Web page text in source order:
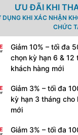
ƯU ĐÃI KHI
DỤNG KHI XÁC NHẬN
CHỨC
Giảm 10% – tối đa
chọn kỳ hạn 6 & 12
khách hàng mới
Giảm 3% – tối đa
kỳ hạn 3 tháng cho
mới
Giảm 3% – tối đa